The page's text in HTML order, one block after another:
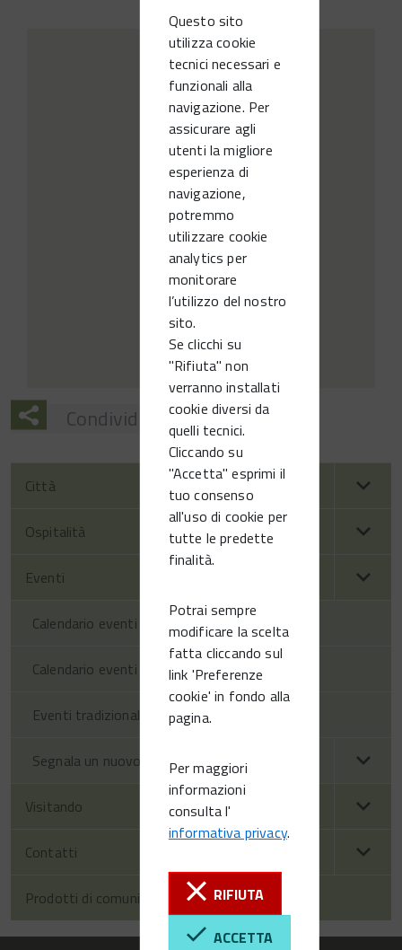
Questo sito
utilizza cookie
tecnici necessari e
funzionali alla
navigazione. Per
assicurare agli
utenti la migliore
esperienza di
navigazione,
potremmo
utilizzare cookie
analytics per
monitorare
l’utilizzo del nostro
sito.
Se clicchi su
"Rifiuta" non
verranno installati
cookie diversi da
quelli tecnici.
Cliccando su
"Accetta" esprimi il
tuo consenso
all'uso di cookie per
tutte le predette
finalità.
Potrai sempre
modificare la scelta
fatta cliccando sul
link 'Preferenze
cookie' in fondo alla
pagina.
Per maggiori
informazioni
consulta l'
informativa privacy.
RIFIUTA
ACCETTA
Condividi
Città
Ospitalità
Eventi
Calendario eventi territorio
Calendario eventi Vittorio Veneto
Eventi tradizionali
Segnala un nuovo evento
Visitando
Contatti
Prodotti di comunicazione